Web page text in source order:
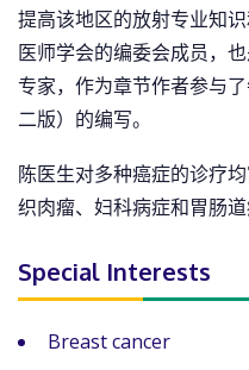
提高该地区的放射专业知
医师学会的编委会成员，
专家，作为章节作者参与
二版）的编写。
陈医生对多种癌症的诊疗
织肉瘤、妇科病症和胃肠道
Special Interests
Breast cancer